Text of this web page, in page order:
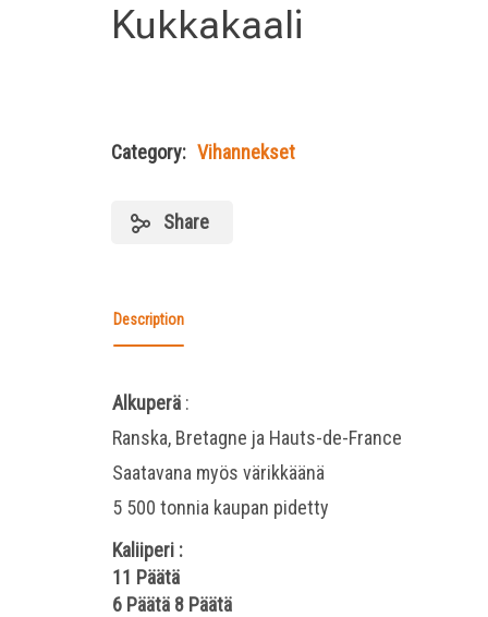
Kukkakaali
Category: Vihannekset
Share
Description
Alkuperä :
Ranska, Bretagne ja Hauts-de-France
Saatavana myös värikkäänä
5 500 tonnia kaupan pidetty
Kaliiperi :
11 Päätä
6 Päätä 8 Päätä